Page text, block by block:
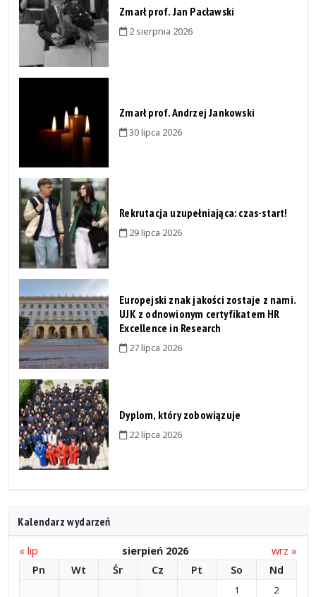
Zmarł prof. Jan Pacławski
2 sierpnia 2026
Zmarł prof. Andrzej Jankowski
30 lipca 2026
Rekrutacja uzupełniająca: czas-start!
29 lipca 2026
Europejski znak jakości zostaje z nami.
UJK z odnowionym certyfikatem HR
Excellence in Research
27 lipca 2026
Dyplom, który zobowiązuje
22 lipca 2026
Kalendarz wydarzeń
« lip sierpień 2026
wrz »
Pn
Wt Śr Cz Pt So Nd
1
2